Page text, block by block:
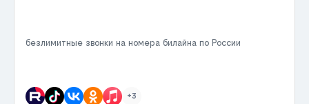
безлимитные звонки на номера билайна по России
+3